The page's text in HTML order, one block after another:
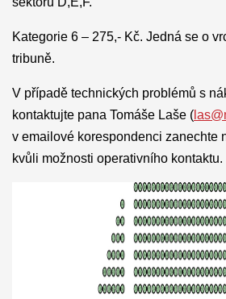
Kategorie 6 – 275,- Kč. Jedná se o
tribuně.
V případě technických problémů s
kontaktujte pana Tomáše Laše (
v emailové korespondenci zanechte
kvůli možnosti operativního kontaktu.